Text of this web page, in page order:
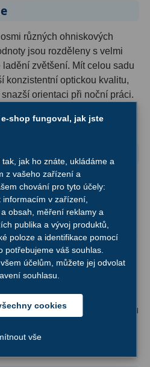
různých ohniskových
jsou rozděleny s velmi
zvětšení. Mít celou sadu
konzistentní optickou kvalitu,
orientaci při noční práci.
budete instinktivně vědět,
čekat.
astronomům, kteří hledají
dostupnou optiku bez
Série Cronus
nabídnout začátečníkům i
okuláry, které skutečně
dokáže. Promyšlená
antireflexní vrstvy a důraz
důkazy toho, že Omegon
výběr ohniskových
navíc umožňuje budovat sbírku
toho, jak rostou vaše
shop fungoval, jak jste
jak ho znáte, ukládáme a
z vašeho zařízení a
chování pro tyto účely:
v zařízení,
obsah, měření reklamy a
publika a vývoj produktů,
poloze a identifikace pomocí
váš souhlas.
účelům, můžete jej odvolat
souhlasu.
cookies
vše